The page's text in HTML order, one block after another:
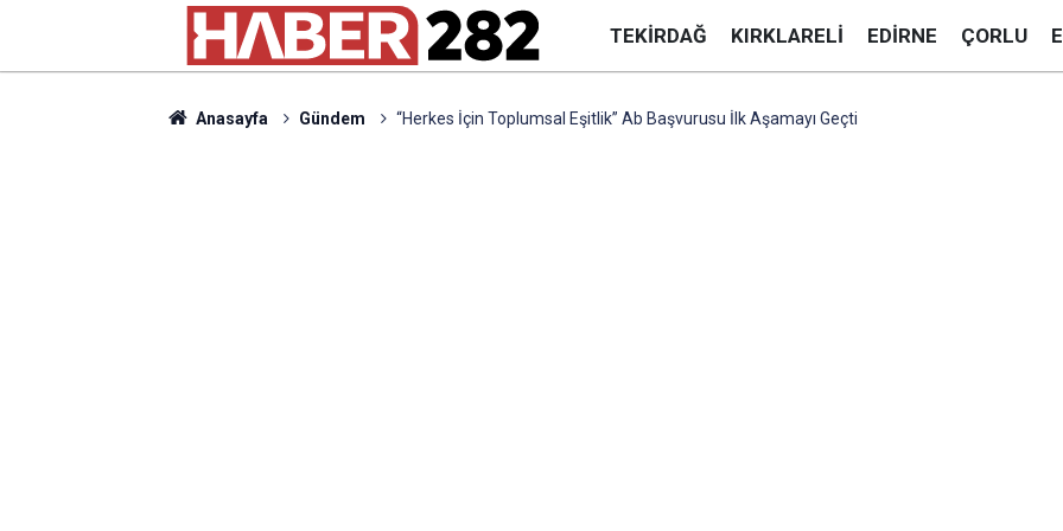
TEKIRDAĞ KIRKLARELI EDIRNE ÇORLU
Anasayfa Gündem “Herkes İçin Toplumsal Eşitlik” Ab Başvurusu İlk Aşamayı Geçti